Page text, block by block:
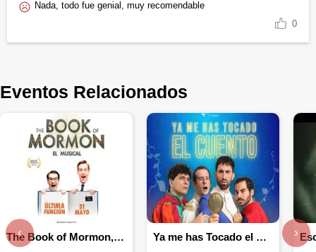
Nada, todo fue genial, muy recomendable
0
Eventos Relacionados
The Book of Mormon, el musical Ya me has Tocado el Cuento
‹ ›